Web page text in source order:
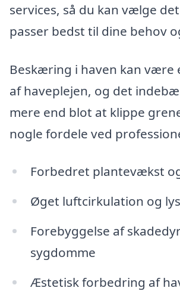
services, så du kan vælge
passer bedst til dine behov
Beskæring i haven kan være
af haveplejen, og det
mere end blot at klippe
nogle fordele ved
Forbedret plantevækst
Øget luftcirkulation og
Forebyggelse af
sygdomme
Æstetisk forbedring af